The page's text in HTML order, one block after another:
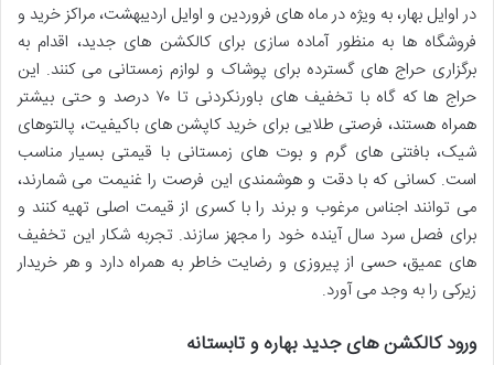
در اوایل بهار، به ویژه در ماه های فروردین و اوایل اردیبهشت، مراکز خرید و
فروشگاه ها به منظور آماده سازی برای کالکشن های جدید، اقدام به
برگزاری حراج های گسترده برای پوشاک و لوازم زمستانی می کنند. این
حراج ها که گاه با تخفیف های باورنکردنی تا ۷۰ درصد و حتی بیشتر
همراه هستند، فرصتی طلایی برای خرید کاپشن های باکیفیت، پالتوهای
شیک، بافتنی های گرم و بوت های زمستانی با قیمتی بسیار مناسب
است. کسانی که با دقت و هوشمندی این فرصت را غنیمت می شمارند،
می توانند اجناس مرغوب و برند را با کسری از قیمت اصلی تهیه کنند و
برای فصل سرد سال آینده خود را مجهز سازند. تجربه شکار این تخفیف
های عمیق، حسی از پیروزی و رضایت خاطر به همراه دارد و هر خریدار
زیرکی را به وجد می آورد.
ورود کالکشن های جدید بهاره و تابستانه